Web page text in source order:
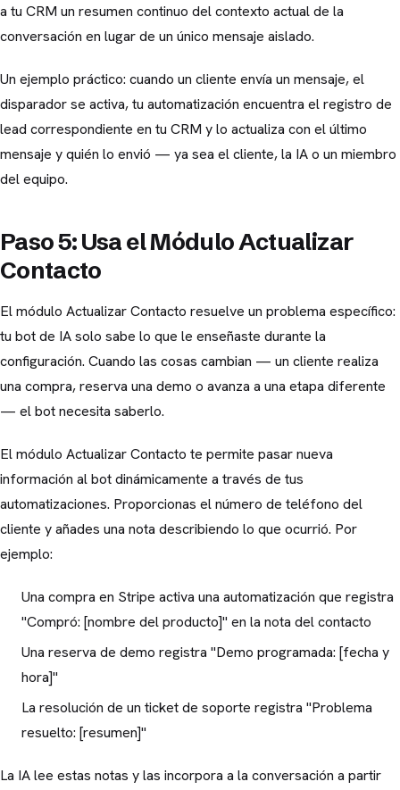
a tu CRM un resumen continuo del contexto actual de la
conversación en lugar de un único mensaje aislado.
Un ejemplo práctico: cuando un cliente envía un mensaje, el
disparador se activa, tu automatización encuentra el registro de
lead correspondiente en tu CRM y lo actualiza con el último
mensaje y quién lo envió — ya sea el cliente, la IA o un miembro
del equipo.
Paso 5: Usa el Módulo Actualizar
Contacto
El módulo Actualizar Contacto resuelve un problema específico:
tu bot de IA solo sabe lo que le enseñaste durante la
configuración. Cuando las cosas cambian — un cliente realiza
una compra, reserva una demo o avanza a una etapa diferente
— el bot necesita saberlo.
El módulo Actualizar Contacto te permite pasar nueva
información al bot dinámicamente a través de tus
automatizaciones. Proporcionas el número de teléfono del
cliente y añades una nota describiendo lo que ocurrió. Por
ejemplo:
Una compra en Stripe activa una automatización que registra
"Compró: [nombre del producto]" en la nota del contacto
Una reserva de demo registra "Demo programada: [fecha y
hora]"
La resolución de un ticket de soporte registra "Problema
resuelto: [resumen]"
La IA lee estas notas y las incorpora a la conversación a partir